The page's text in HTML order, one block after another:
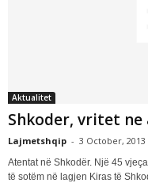
Aktualitet
Shkoder, vritet
Lajmetshqip - 3 October, 2013
Atentat në Shkodër. Një 45
të sotëm në lagjen Kiras të